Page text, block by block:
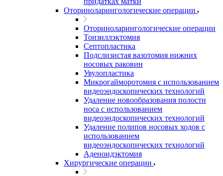
Оториноларингологические операции
Оториноларингологические операции
Тонзиллэктомия
Септопластика
Подслизистая вазотомия нижних
носовых раковин
Увулопластика
Микрогайморотомия с использованием
видеоэндоскопических технологий
Удаление новообразования полости
носа с использованием
видеоэндоскопических технологий
Удаление полипов носовых ходов с
использованием
видеоэндоскопических технологий
Аденоидэктомия
Хирургические операции